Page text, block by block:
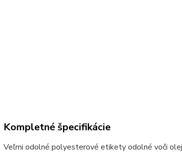
Kompletné špecifikácie
Veľmi odolné polyesterové etikety odolné voči